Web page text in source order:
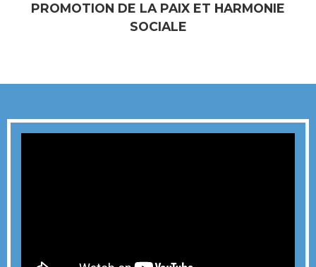
PROMOTION DE LA PAIX ET HARMONIE
SOCIALE